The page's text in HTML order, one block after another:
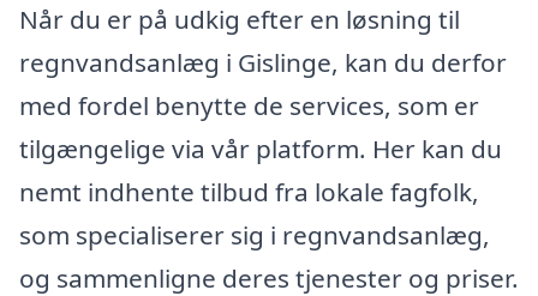
Når du er på udkig efter en løsning til
regnvandsanlæg i Gislinge, kan du derfor
med fordel benytte de services, som er
tilgængelige via vår platform. Her kan du
nemt indhente tilbud fra lokale fagfolk,
som specialiserer sig i regnvandsanlæg,
og sammenligne deres tjenester og priser.